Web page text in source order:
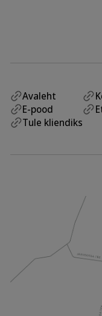
Avaleht
E-pood
Tule kliendiks